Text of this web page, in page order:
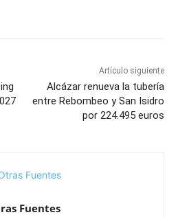
Artículo siguiente
Alcázar renueva la tubería
entre Rebombeo y San Isidro
por 224.495 euros
Fuentes